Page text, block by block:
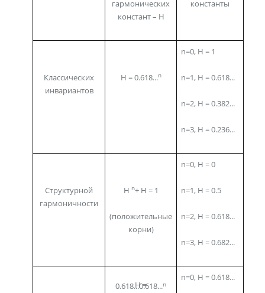
гармонических
констант – Н
константы
Классических
инвариантов
H = 0.618...n
n=0, H = 1
n=1, H = 0.618...
n=2, H = 0.382...
n=3, H = 0.236...
Структурной
гармоничности
Н n+ H = 1
(положительные
корни)
n=0, H = 0
n=1, H = 0.5
n=2, H = 0.618...
n=3, H = 0.682...
H = 0.618...0.618...n
n=0, H = 0.618...